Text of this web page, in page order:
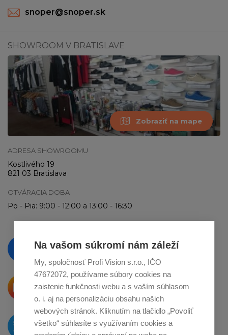
snoper@snoper.sk
SHOWROOM V BRATISLAVE
Zobraziť na mape
ADRESA SHOWROOMU
Kostlivého 19
821 03 Bratislava
OTVÁRACIA DOBA
Po - Pia: 9:00 - 12:00 a 13:00 - 16:30
Vzdelávajte se a sledujte nás
Krásne produkty si priamo hovoria
o zdieľanie naInstagrame
O novinkách píšeme
na Twitteri
Na vašom súkromí nám záleží
My, spoločnosť Profi Vision s.r.o., IČO
47672072, používame súbory cookies na
zaistenie funkčnosti webu a s vaším súhlasom
o. i. aj na personalizáciu obsahu našich
webových stránok. Kliknutím na tlačidlo „Povoliť
všetko“ súhlasíte s využívaním cookies a